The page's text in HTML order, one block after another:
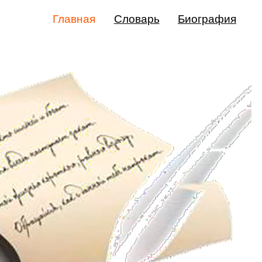
Главная Словарь Биография